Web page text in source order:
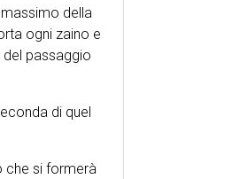
della
ogni zaino e
passaggio
di quel
che si formerà